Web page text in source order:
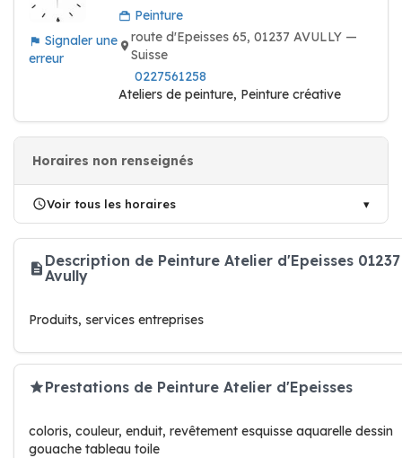
Signaler une
erreur
Peinture
route d'Epeisses 65, 01237 AVULLY —
Suisse
0227561258
Ateliers de peinture, Peinture créative
Horaires non renseignés
Voir tous les horaires
Description de Peinture Atelier d'Epeisses 01237
Avully
Produits, services entreprises
Prestations de Peinture Atelier d'Epeisses
coloris, couleur, enduit, revêtement esquisse aquarelle dessin
gouache tableau toile